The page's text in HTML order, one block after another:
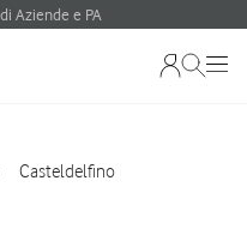
Aziende e PA
Casteldelfino